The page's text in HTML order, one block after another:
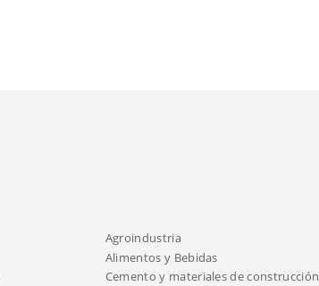
Agroindustria
Alimentos y Bebidas
Cemento y materiales de construcción